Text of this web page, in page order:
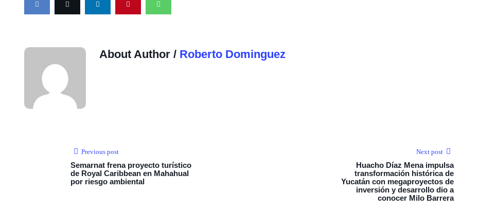
About Author / Roberto Dominguez
Previous post
Semarnat frena proyecto turístico
de Royal Caribbean en Mahahual
por riesgo ambiental
Next post
Huacho Díaz Mena impulsa
transformación histórica de
Yucatán con megaproyectos de
inversión y desarrollo dio a
conocer Milo Barrera